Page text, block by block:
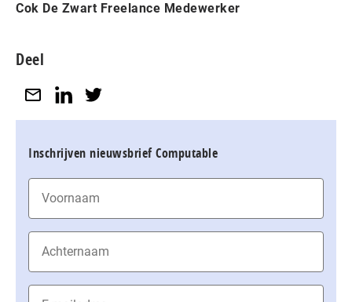
Cok De Zwart Freelance Medewerker
Deel
Inschrijven nieuwsbrief Computable